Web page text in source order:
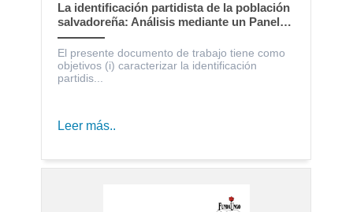
La identificación partidista de la población
salvadoreña: Análisis mediante un Panel
Electoral
El presente documento de trabajo tiene como
objetivos (i) caracterizar la identificación
partidis...
Leer más..